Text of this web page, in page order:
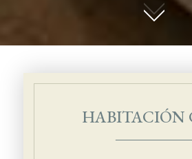
01
HABITACIÓN